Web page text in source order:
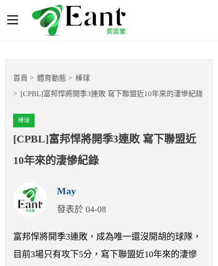
[CPBL]富邦悍將開季3連敗
寫下聯盟近10年來的淒慘紀
籃球
球隊數據
運彩報報
明星分析師
首頁 體育動態 棒球
[CPBL]富邦悍將開季3連敗 寫下聯盟近10年來的淒慘紀錄
棒球
[CPBL]富邦悍將開季3連敗 寫下聯盟近
10年來的淒慘紀錄
May
發表於 04-08
富邦悍將開季3連敗，成為唯一還沒開胡的球隊，
目前3場只有攻下5分，寫下聯盟近10年來的淒慘